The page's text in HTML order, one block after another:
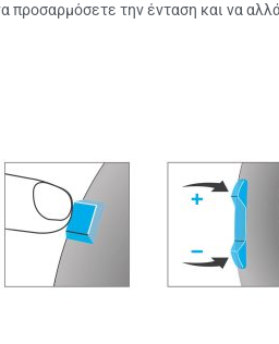
την ένταση και να